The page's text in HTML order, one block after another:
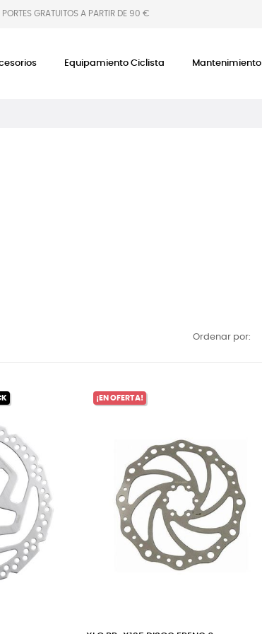
PORTES GRATUITOS A PARTIR DE 90 €
Equipamiento Ciclista Mantenimiento
Ordenar por:
¡EN OFERTA!